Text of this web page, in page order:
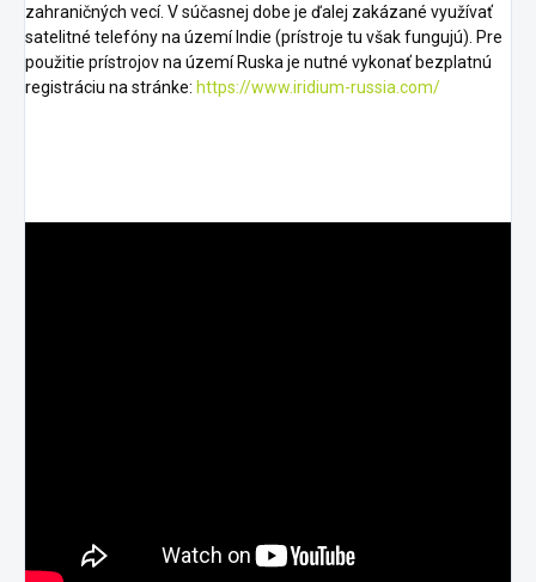
zahraničných vecí. V súčasnej dobe je ďalej zakázané využívať
satelitné telefóny na území Indie (prístroje tu však fungujú). Pre
použitie prístrojov na území Ruska je nutné vykonať bezplatnú
registráciu na stránke: https://www.iridium-russia.com/